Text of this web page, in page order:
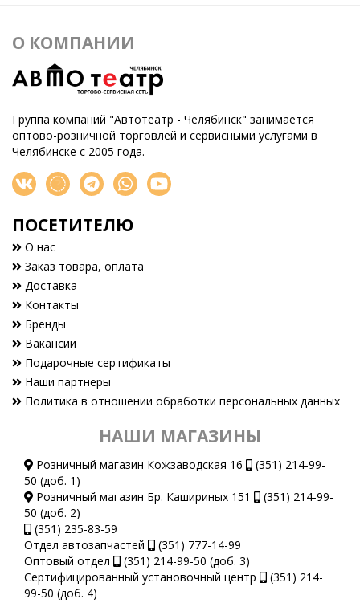
О КОМПАНИИ
Группа компаний "Автотеатр - Челябинск" занимается
оптово-розничной торговлей и сервисными услугами в
Челябинске с 2005 года.
ПОСЕТИТЕЛЮ
О нас
Заказ товара, оплата
Доставка
Контакты
Бренды
Вакансии
Подарочные сертификаты
Наши партнеры
Политика в отношении обработки персональных данных
НАШИ МАГАЗИНЫ
Розничный магазин Кожзаводская 16
(351) 214-99-
50 (доб. 1)
Розничный магазин Бр. Кашириных 151
(351) 214-99-
50 (доб. 2)
(351) 235-83-59
Отдел автозапчастей
(351) 777-14-99
Оптовый отдел
(351) 214-99-50 (доб. 3)
Сертифицированный установочный центр
(351) 214-
99-50 (доб. 4)